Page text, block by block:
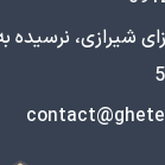
شیرازی، نرسیده